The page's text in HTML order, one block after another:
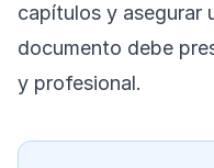
capítulos y asegurar
documento debe
y profesional.